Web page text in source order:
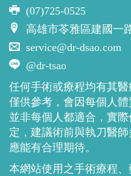
(07)725-0525
高雄市苓雅區建國一
service@dr-dsao.com
@dr-tsao
任何手術或療程均有其
僅供參考，會因每個人
並非每個人都適合，實
定，建議術前與執刀醫
應能有合理期待。
本網站使用之手術療程